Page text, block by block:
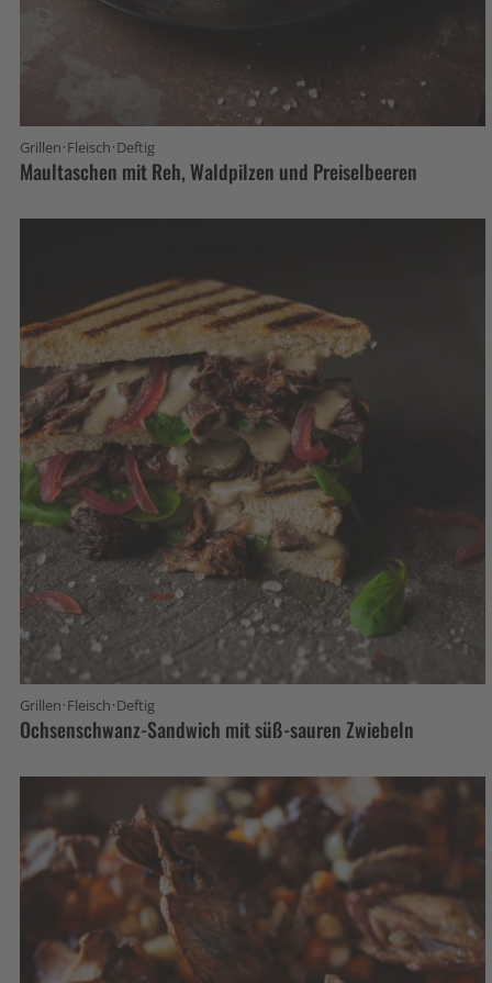
Grillen·Fleisch·Deftig
Maultaschen mit Reh, Waldpilzen und Preiselbeeren
Grillen·Fleisch·Deftig
Ochsenschwanz-Sandwich mit süß-sauren Zwiebeln